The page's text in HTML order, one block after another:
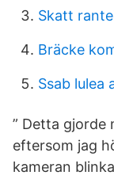
Skatt
Bräcke
Ssab lulea
” Detta gjorde
eftersom jag
kameran